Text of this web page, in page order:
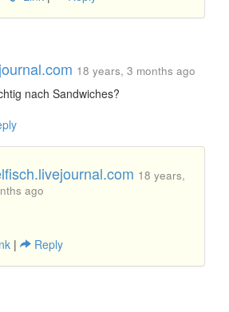
18 years, 3 months ago
nach Sandwiches?
18 years,
ago
| Reply